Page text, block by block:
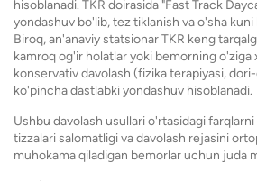
hisoblanadi. TKR doirasida "Fast Track
yondashuv bo'lib, tez tiklanish va o'sha
Biroq, an'anaviy statsionar TKR keng
kamroq og'ir holatlar yoki bemorning
konservativ davolash (fizika terapiyasi,
ko'pincha dastlabki yondashuv hisoblanadi.
Ushbu davolash usullari o'rtasidagi
tizzalari salomatligi va davolash rejasini
muhokama qiladigan bemorlar uchun juda